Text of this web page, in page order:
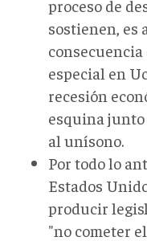
proceso de
sostienen, es
especial en
recesión
esquina
al unísono.
Por todo lo
Estados
producir
"no cometer